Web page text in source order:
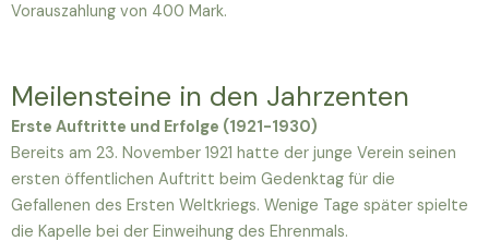
Vorauszahlung von 400 Mark.
Meilensteine in den Jahrzenten
Erste Auftritte und Erfolge (1921-1930)
Bereits am 23. November 1921 hatte der junge Verein seinen
ersten öffentlichen Auftritt beim Gedenktag für die
Gefallenen des Ersten Weltkriegs. Wenige Tage später spielte
die Kapelle bei der Einweihung des Ehrenmals.